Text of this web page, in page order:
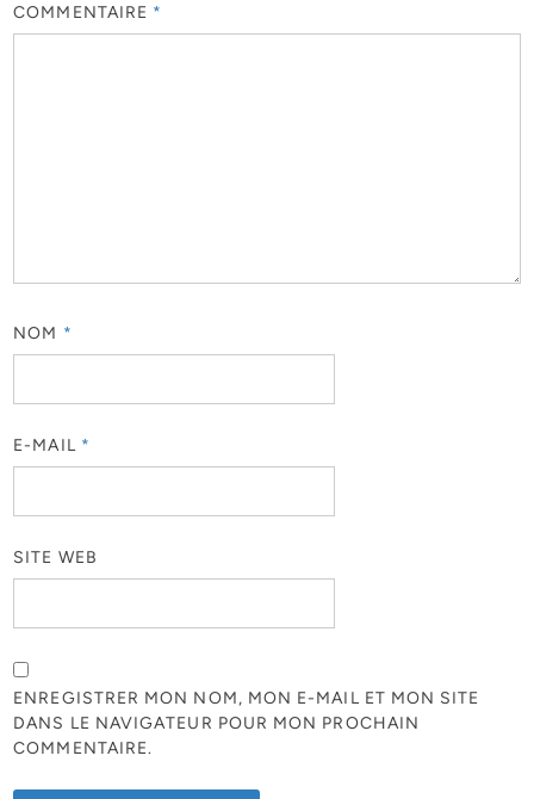
COMMENTAIRE *
NOM *
E-MAIL *
SITE WEB
ENREGISTRER MON NOM, MON E-MAIL ET MON SITE
DANS LE NAVIGATEUR POUR MON PROCHAIN
COMMENTAIRE.